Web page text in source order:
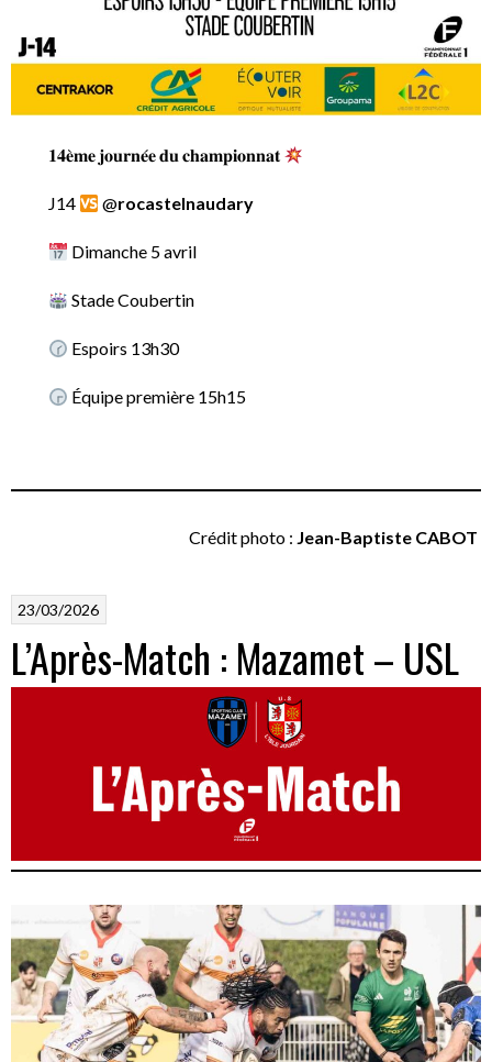
𝟏𝟒𝐞̀𝐦𝐞 𝐣𝐨𝐮𝐫𝐧𝐞́𝐞 𝐝𝐮 𝐜𝐡𝐚𝐦𝐩𝐢𝐨𝐧𝐧𝐚𝐭
J14 @rocastelnaudary
Dimanche 5 avril
Stade Coubertin
Espoirs 13h30
Équipe première 15h15
Crédit photo : Jean-Baptiste CABOT
23/03/2026
L’Après-Match : Mazamet – USL